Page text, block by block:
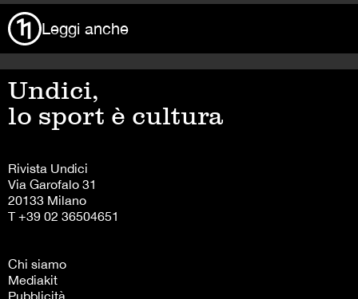
Leggi anche
Undici,
lo sport è cultura
Rivista Undici
Via Garofalo 31
20133 Milano
T +39 02 36504651
Chi siamo
Mediakit
Pubblicità